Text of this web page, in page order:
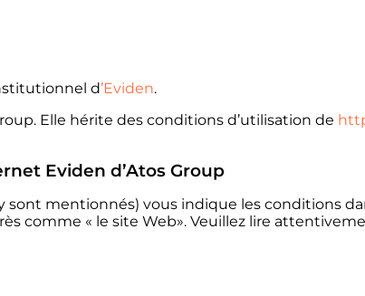
d’Eviden.
Elle hérite des conditions d’utilisation de
Eviden d’Atos Group
mentionnés) vous indique les conditions
comme « le site Web». Veuillez lire